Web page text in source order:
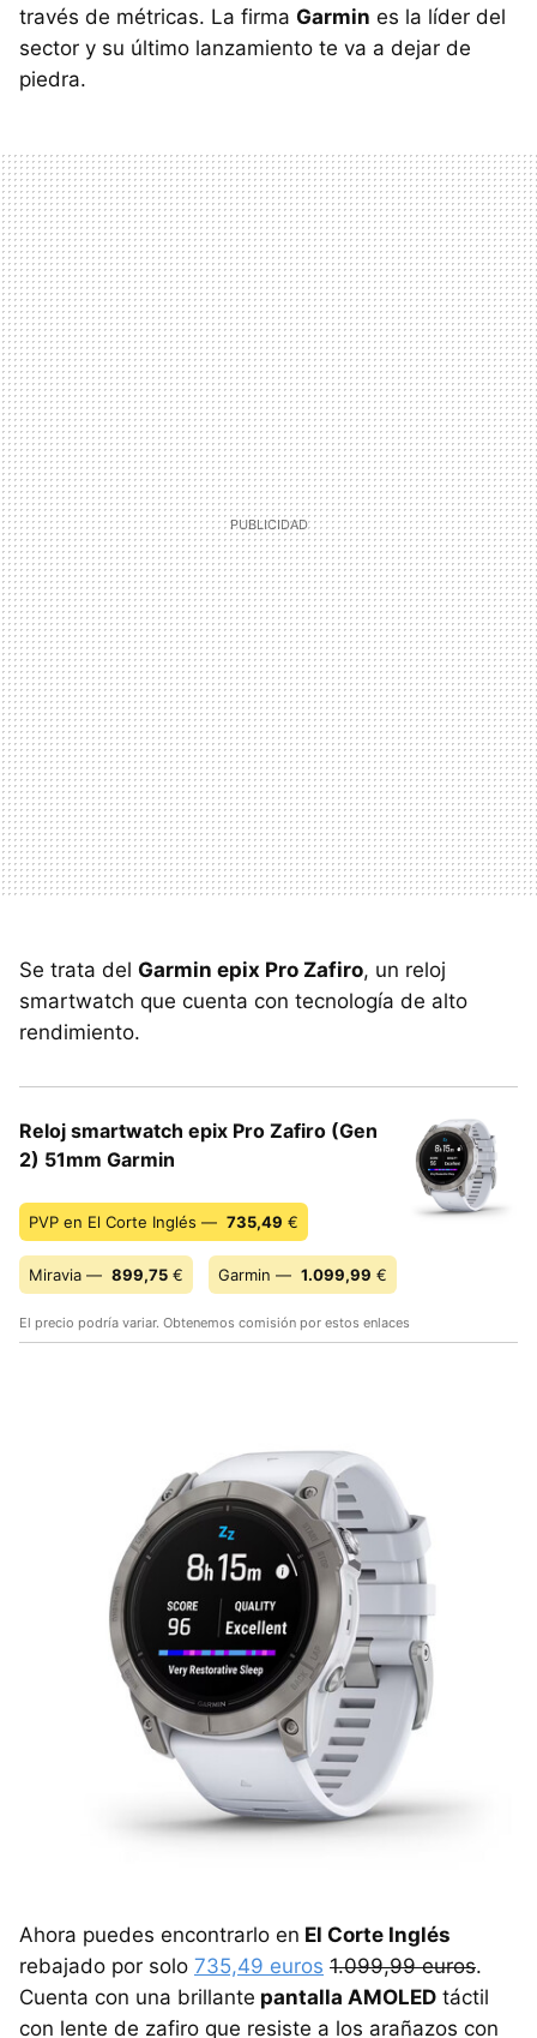
través de métricas. La firma Garmin es la líder del
sector y su último lanzamiento te va a dejar de
piedra.
Se trata del Garmin epix Pro Zafiro, un reloj
smartwatch que cuenta con tecnología de alto
rendimiento.
Reloj smartwatch epix Pro Zafiro (Gen
2) 51mm Garmin
PVP en El Corte Inglés — 735,49 €
Miravia — 899,75 € Garmin — 1.099,99 €
El precio podría variar. Obtenemos comisión por estos enlaces
Ahora puedes encontrarlo en El Corte Inglés
rebajado por solo 735,49 euros 1.099,99 euros.
Cuenta con una brillante pantalla AMOLED táctil
con lente de zafiro que resiste a los arañazos con